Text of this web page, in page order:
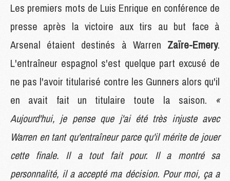
Les premiers mots de Luis Enrique en conférence de
presse après la victoire aux tirs au but face à
Arsenal étaient destinés à Warren Zaïre-Emery.
L'entraîneur espagnol s'est quelque part excusé de
ne pas l'avoir titularisé contre les Gunners alors qu'il
en avait fait un titulaire toute la saison. «
Aujourd'hui, je pense que j'ai été très injuste avec
Warren en tant qu'entraîneur parce qu'il mérite de jouer
cette finale. Il a tout fait pour. Il a montré sa
personnalité, il a accepté ma décision. Pour moi, ça a